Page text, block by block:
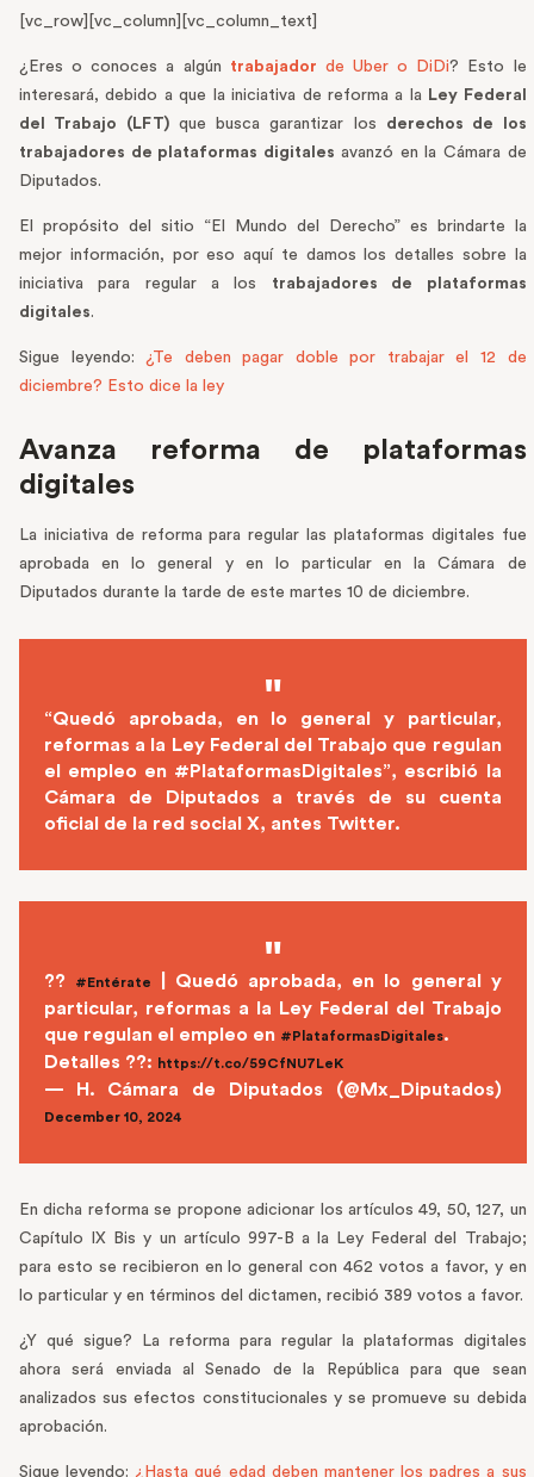
[vc_row][vc_column][vc_column_text]
¿Eres o conoces a algún trabajador de Uber o DiDi? Esto le
interesará, debido a que la iniciativa de reforma a la
Ley Federal
del Trabajo (LFT)que busca garantizar los derechos de los
trabajadores de plataformas digitales avanzó en la Cámara de
Diputados.
El propósito del sitio “El Mundo del Derecho” es brindarte la
mejor información, por eso aquí te damos los detalles sobre la
iniciativa para regular a los trabajadores de plataformas
digitales.
Sigue leyendo: ¿Te deben pagar doble por trabajar el 12 de
diciembre? Esto dice la ley
Avanza reforma de plataformas
digitales
La iniciativa de reforma para regular las plataformas digitales fue
aprobada en lo general y en lo particular en la Cámara de
Diputados durante la tarde de este martes 10 de diciembre.
“Quedó aprobada, en lo general y particular,
reformas a la Ley Federal del Trabajo que regulan
el empleo en #PlataformasDigitales”, escribió la
Cámara de Diputados a través de su cuenta
oficial de la red social X, antes Twitter.
?? #Entérate
| Quedó aprobada, en lo general y
particular, reformas a la Ley Federal del Trabajo
que regulan el empleo en #PlataformasDigitales.
Detalles ??: https://t.co/59CfNU7LeK
— H. Cámara de Diputados (@Mx_Diputados)
December 10, 2024
En dicha reforma se propone adicionar los artículos 49, 50, 127, un
Capítulo IX Bis y un artículo 997-B a la Ley Federal del Trabajo;
para esto se recibieron en lo general con 462 votos a favor, y en
lo particular y en términos del dictamen, recibió 389 votos a favor.
¿Y qué sigue? La reforma para regular la plataformas digitales
ahora será enviada al Senado de la República para que sean
analizados sus efectos constitucionales y se promueve su debida
aprobación.
Sigue leyendo: ¿Hasta qué edad deben mantener los padres a sus